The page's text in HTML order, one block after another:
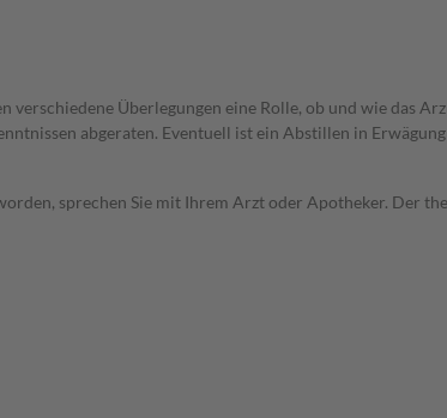
verschiedene Überlegungen eine Rolle, ob und wie das
abgeraten. Eventuell ist ein Abstillen in Erwägung
sprechen Sie mit Ihrem Arzt oder Apotheker. Der